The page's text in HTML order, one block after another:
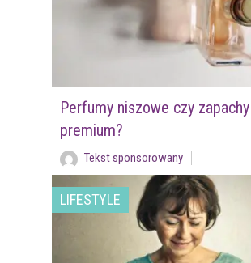
Perfumy niszowe czy zapachy
premium?
Tekst sponsorowany
LIFESTYLE